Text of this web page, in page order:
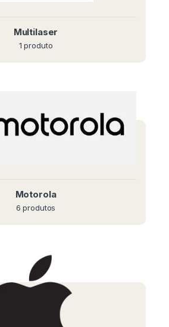
Multilaser
1 produto
Motorola
6 produtos